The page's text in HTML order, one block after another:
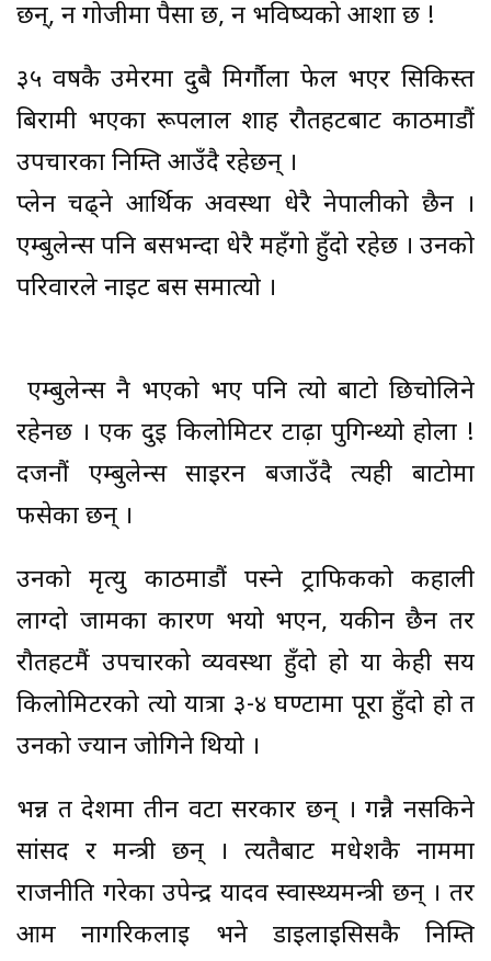
छन्, न गोजीमा पैसा छ, न भविष्यको आशा छ !
३५ वर्षकै उमेरमा दुबै मिर्गौला फेल भएर सिकिस्त
बिरामी भएका रूपलाल शाह रौतहटबाट काठमाडौं
उपचारका निम्ति आउँदै रहेछन् ।
प्लेन चढ्ने आर्थिक अवस्था धेरै नेपालीको छैन ।
एम्बुलेन्स पनि बसभन्दा धेरै महँगो हुँदो रहेछ । उनको
परिवारले नाइट बस समात्यो ।
एम्बुलेन्स नै भएको भए पनि त्यो बाटो छिचोलिने
रहेनछ । एक दुई किलोमिटर टाढ़ा पुगिन्थ्यो होला !
दर्जनौं एम्बुलेन्स साइरन बजाउँदै त्यही बाटोमा
फसेका छन् ।
उनको मृत्यु काठमाडौं पस्ने ट्राफिकको कहाली
लाग्दो जामका कारण भयो भएन, यकीन छैन तर
रौतहटमैं उपचारको व्यवस्था हुँदो हो या केही सय
किलोमिटरको त्यो यात्रा ३-४ घण्टामा पूरा हुँदो हो त
उनको ज्यान जोगिने थियो ।
भन्न त देशमा तीन वटा सरकार छन् । गन्नै नसकिने
सांसद र मन्त्री छन् । त्यतैबाट मधेशकै नाममा
राजनीति गरेका उपेन्द्र यादव स्वास्थ्यमन्त्री छन् । तर
आम नागरिकलाई भने डाइलाइसिसकै निम्ति